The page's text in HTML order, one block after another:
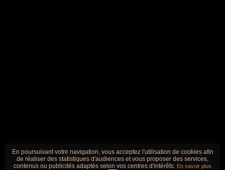
En poursuivant votre navigation, vous acceptez l'utilisation de cookies afin
de réaliser des statistiques d'audiences et vous proposer des services,
contenus ou publicités adaptés selon vos centres d'intérêts. En savoir plus